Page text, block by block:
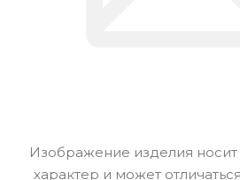
Изображение изделия
характер и может